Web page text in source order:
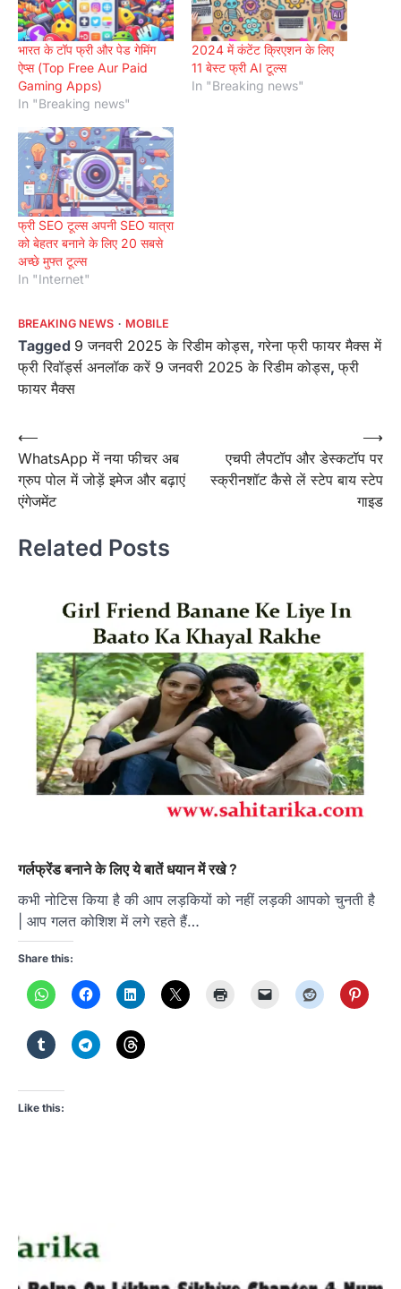
भारत के टॉप फ्री और पेड गेमिंग
ऐप्स (Top Free Aur Paid
Gaming Apps)
In "Breaking news"
2024 में कंटेंट क्रिएशन के लिए
11 बेस्ट फ्री AI टूल्स
In "Breaking news"
फ्री SEO टूल्स अपनी SEO यात्रा
को बेहतर बनाने के लिए 20 सबसे
अच्छे मुफ्त टूल्स
In "Internet"
BREAKING NEWS MOBILE
Tagged 9 जनवरी 2025 के रिडीम कोड्स,गरेना फ्री फायर मैक्स में
फ्री रिवॉर्ड्स अनलॉक करें 9 जनवरी 2025 के रिडीम कोड्स,फ्री
फायर मैक्स
Post
navigation
⟵
WhatsApp में नया फीचर अब
ग्रुप पोल में जोड़ें इमेज और बढ़ाएं
एंगेजमेंट
एचपी लैपटॉप और डेस्कटॉप पर
स्क्रीनशॉट कैसे लें स्टेप बाय स्टेप
गाइड
⟶
Related Posts
गर्लफ्रेंड बनाने के लिए ये बातें धयान में रखे ?
कभी नोटिस किया है की आप लड़कियों को नहीं लड़की आपको चुनती है
| आप गलत कोशिश में लगे रहते हैं…
Share this:
Like this: